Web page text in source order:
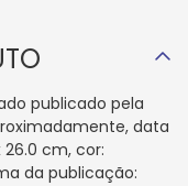
publicado pela
data
cm, cor:
da publicação: